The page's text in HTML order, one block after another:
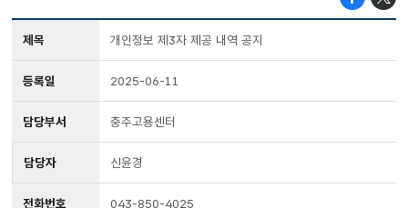
제목 개인정보 제3자 제공 내역 공지
등록일 2025-06-11
담당부서 충주고용센터
담당자 신윤경
전화번호 043-850-4025